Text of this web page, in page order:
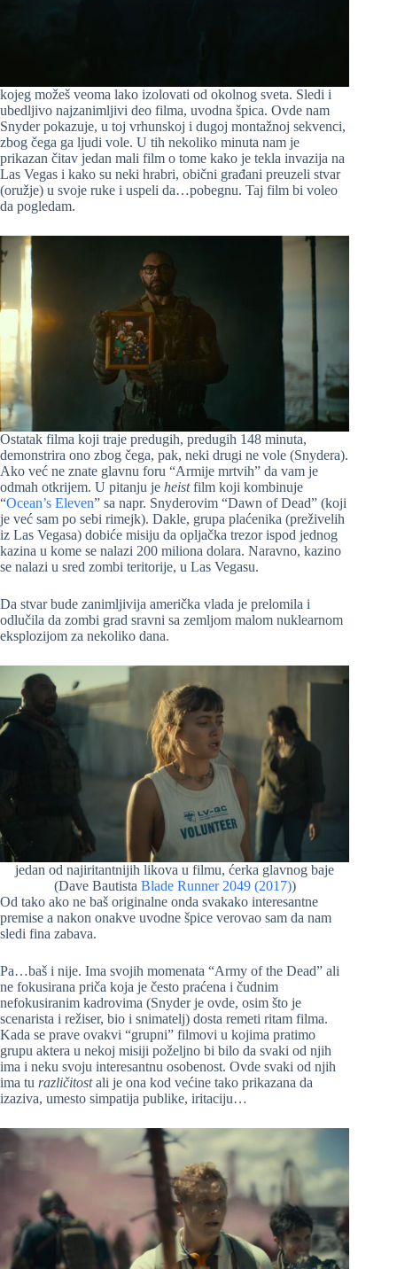
kojeg možeš veoma lako izolovati od okolnog sveta. Sledi i
ubedljivo najzanimljivi deo filma, uvodna špica. Ovde nam
Snyder pokazuje, u toj vrhunskoj i dugoj montažnoj sekvenci,
zbog čega ga ljudi vole. U tih nekoliko minuta nam je
prikazan čitav jedan mali film o tome kako je tekla invazija na
Las Vegas i kako su neki hrabri, obični građani preuzeli stvar
(oružje) u svoje ruke i uspeli da…pobegnu. Taj film bi voleo
da pogledam.
Ostatak filma koji traje predugih, predugih 148 minuta,
demonstrira ono zbog čega, pak, neki drugi ne vole (Snydera).
Ako već ne znate glavnu foru “Armije mrtvih” da vam je
odmah otkrijem. U pitanju je heistfilm koji kombinuje
“Ocean’s Eleven” sa napr. Snyderovim “Dawn of Dead” (koji
je već sam po sebi rimejk). Dakle, grupa plaćenika (preživelih
iz Las Vegasa) dobiće misiju da opljačka trezor ispod jednog
kazina u kome se nalazi 200 miliona dolara. Naravno, kazino
se nalazi u sred zombi teritorije, u Las Vegasu.
Da stvar bude zanimljivija američka vlada je prelomila i
odlučila da zombi grad sravni sa zemljom malom nuklearnom
eksplozijom za nekoliko dana.
jedan od najiritantnijih likova u filmu, ćerka glavnog baje
(Dave Bautista Blade Runner 2049 (2017))
Od tako ako ne baš originalne onda svakako interesantne
premise a nakon onakve uvodne špice verovao sam da nam
sledi fina zabava.
Pa…baš i nije. Ima svojih momenata “Army of the Dead” ali
ne fokusirana priča koja je često praćena i čudnim
nefokusiranim kadrovima (Snyder je ovde, osim što je
scenarista i režiser, bio i snimatelj) dosta remeti ritam filma.
Kada se prave ovakvi “grupni” filmovi u kojima pratimo
grupu aktera u nekoj misiji poželjno bi bilo da svaki od njih
ima i neku svoju interesantnu osobenost. Ovde svaki od njih
ima tu različitostali je ona kod većine tako prikazana da
izaziva, umesto simpatija publike, iritaciju…